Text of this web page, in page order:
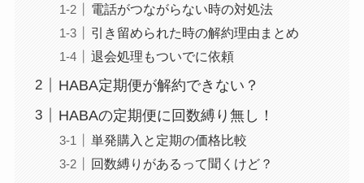
電話がつながらない時の対処法
引き留められた時の解約理由まとめ
退会処理もついでに依頼
HABA定期便が解約できない？
HABAの定期便に回数縛り無し！
単発購入と定期の価格比較
回数縛りがあるって聞くけど？